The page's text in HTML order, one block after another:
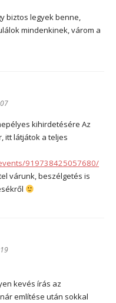
biztos legyek benne,
mindenkinek, várom a
kihirdetésére Az
itt látjátok a teljes
919738425057680/
várunk, beszélgetés is
kevés írás az
említése után sokkal